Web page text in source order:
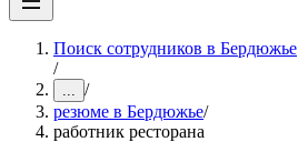
Поиск сотрудников в Бердюжье
/
... /
резюме в Бердюжье/
работник ресторана